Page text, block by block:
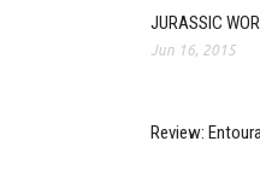
JURASSIC
Jun 16, 2015
Review: